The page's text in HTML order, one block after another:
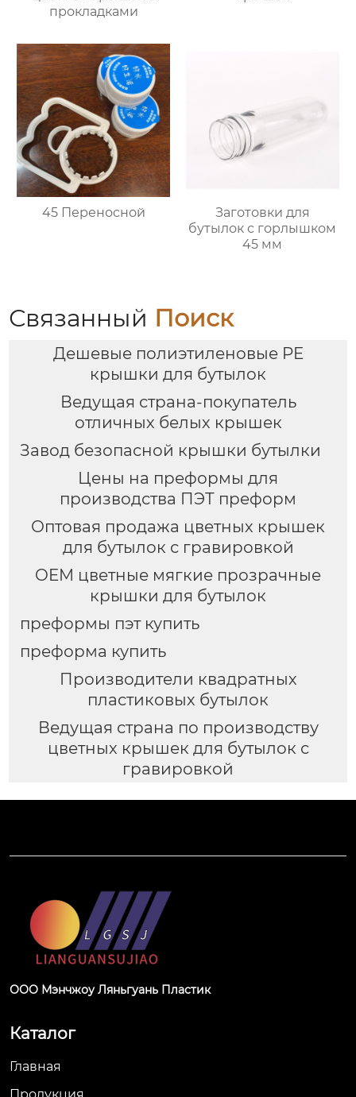
прокладками
45 Переносной
Заготовки для
бутылок с горлышком
45 мм
Связанный Поиск
Дешевые полиэтиленовые PE
крышки для бутылок
Ведущая страна-покупатель
отличных белых крышек
Завод безопасной крышки бутылки
Цены на преформы для
производства ПЭТ преформ
Оптовая продажа цветных крышек
для бутылок с гравировкой
OEM цветные мягкие прозрачные
крышки для бутылок
преформы пэт купить
преформа купить
Производители квадратных
пластиковых бутылок
Ведущая страна по производству
цветных крышек для бутылок с
гравировкой
ООО Мэнчжоу Ляньгуань Пластик
Каталог
Главная